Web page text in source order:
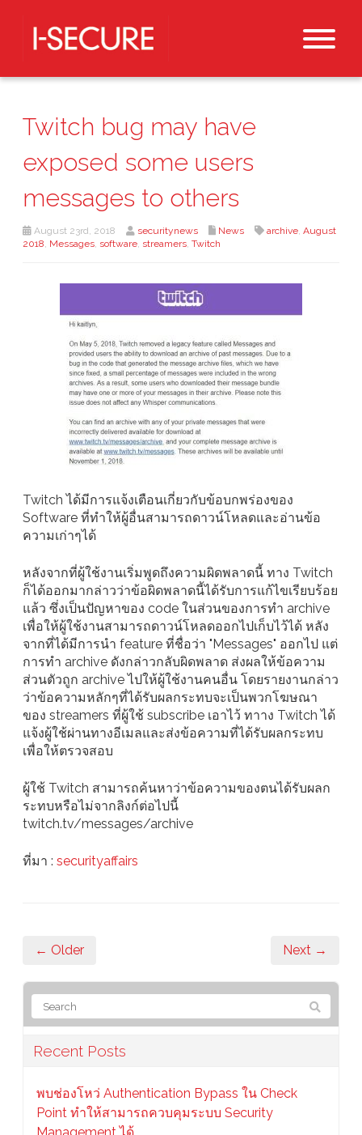
Twitch bug may have
exposed some users
messages to others
August 23rd, 2018 securitynews News archive, August
2018, Messages, software, streamers, Twitch
Twitch ได้มีการแจ้งเตือนเกี่ยวกับข้อบกพร่องของ
Software ที่ทำให้ผู้อื่นสามารถดาวน์โหลดและอ่านข้อ
ความเก่าๆได้
หลังจากที่ผู้ใช้งานเริ่มพูดถึงความผิดพลาดนี้ ทาง Twitch
ก็ได้ออกมากล่าวว่าข้อผิดพลาดนี้ได้รับการแก้ไขเรียบร้อย
แล้ว ซึ่งเป็นปัญหาของ code ในส่วนของการทำ archive
เพื่อให้ผู้ใช้งานสามารถดาวน์โหลดออกไปเก็บไว้ได้ หลัง
จากที่ได้มีการนำ feature ที่ชื่อว่า "Messages" ออกไป แต่
การทำ archive ดังกล่าวกลับผิดพลาด ส่งผลให้ข้อความ
ส่วนตัวถูก archive ไปให้ผู้ใช้งานคนอื่น โดยรายงานกล่าว
ว่าข้อความหลักๆที่ได้รับผลกระทบจะเป็นพวกโฆษณา
ของ streamers ที่ผู้ใช้ subscribe เอาไว้ ทาาง Twitch ได้
แจ้งผู้ใช้ผ่านทางอีเมลและส่งข้อความที่ได้รับผลกระทบ
เพื่อให้ตรวจสอบ
ผู้ใช้ Twitch สามารถค้นหาว่าข้อความของตนได้รับผลก
ระทบหรือไม่จากลิงก์ต่อไปนี้
twitch.tv/messages/archive
ที่มา : securityaffairs
← Older Next →
Recent Posts
พบช่องโหว่ Authentication Bypass ใน Check
Point ทำให้สามารถควบคุมระบบ Security